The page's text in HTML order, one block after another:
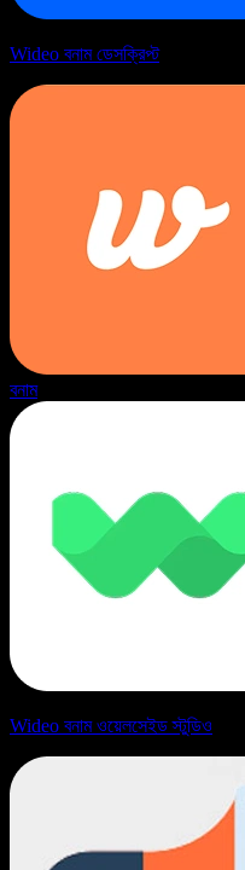
Wideo বনাম ডেসক্রিপ্ট
বনাম
Wideo বনাম ওয়েলসেইড স্টুডিও